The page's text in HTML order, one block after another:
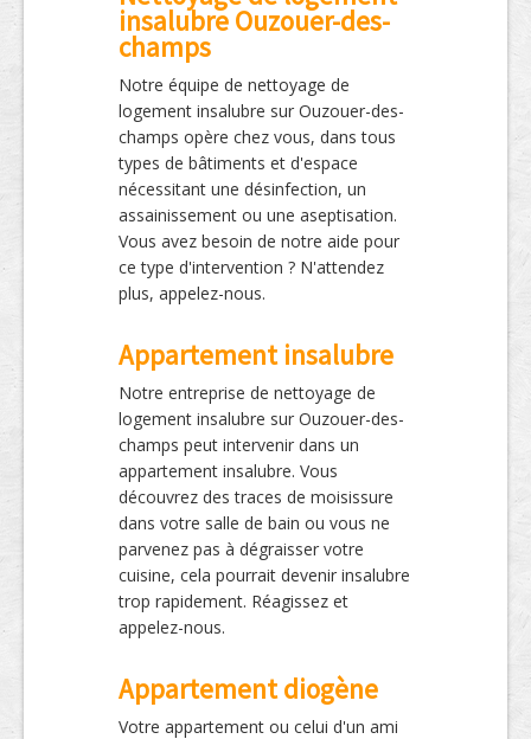
insalubre Ouzouer-des-
champs
Notre équipe de nettoyage de
logement insalubre sur Ouzouer-des-
champs opère chez vous, dans tous
types de bâtiments et d'espace
nécessitant une désinfection, un
assainissement ou une aseptisation.
Vous avez besoin de notre aide pour
ce type d'intervention ? N'attendez
plus, appelez-nous.
Appartement insalubre
Notre entreprise de nettoyage de
logement insalubre sur Ouzouer-des-
champs peut intervenir dans un
appartement insalubre. Vous
découvrez des traces de moisissure
dans votre salle de bain ou vous ne
parvenez pas à dégraisser votre
cuisine, cela pourrait devenir insalubre
trop rapidement. Réagissez et
appelez-nous.
Appartement diogène
Votre appartement ou celui d'un ami